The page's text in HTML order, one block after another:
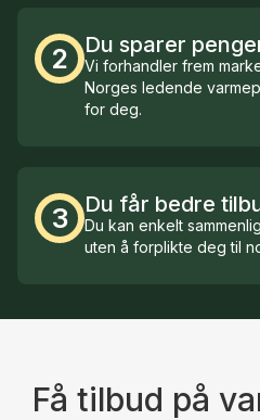
2 Du sparer
Vi forhandler frem
Norges ledende
for deg.
3 Du får bedre
Du kan enkelt
uten å forplikte deg til
Få tilbud på